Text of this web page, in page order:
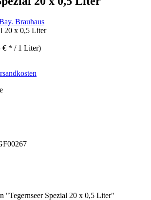
€ * / 1 Liter)
"Tegernseer Spezial 20 x 0,5 Liter"